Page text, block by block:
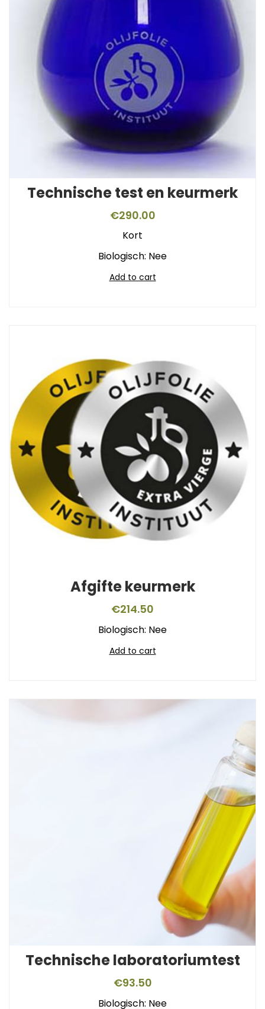
Technische test en keurmerk
€290.00
Kort
Biologisch: Nee
Add to cart
Afgifte keurmerk
€214.50
Biologisch: Nee
Add to cart
Technische laboratoriumtest
€93.50
Biologisch: Nee